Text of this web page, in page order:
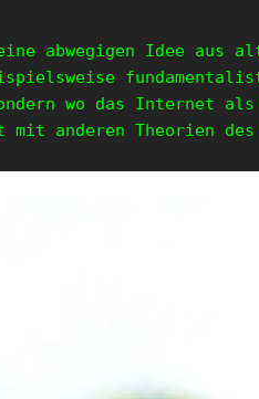
abwegigen Idee aus
wo das Internet als
anderen Theorien des